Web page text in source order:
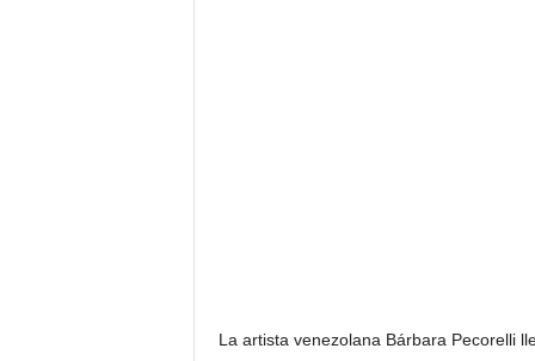
La artista venezolana Bárbara Pecorelli